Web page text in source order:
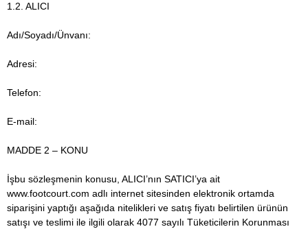
1.2. ALICI
Adı/Soyadı/Ünvanı:
Adresi:
Telefon:
E-mail:
MADDE 2 – KONU
İşbu sözleşmenin konusu, ALICI’nın SATICI’ya ait
www.footcourt.com adlı internet sitesinden elektronik ortamda
siparişini yaptığı aşağıda nitelikleri ve satış fiyatı belirtilen ürünün
satışı ve teslimi ile ilgili olarak 4077 sayılı Tüketicilerin Korunması